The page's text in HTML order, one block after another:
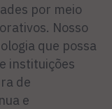
por meio
Nosso
que possa
instituições
de
e